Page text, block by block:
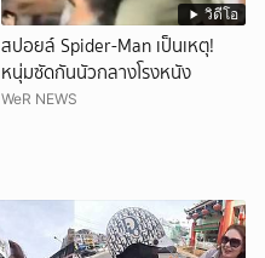
วิดีโอ
สปอยล์ Spider-Man เป็นเหตุ!
หนุ่มซัดกันนัวกลางโรงหนัง
WeR NEWS